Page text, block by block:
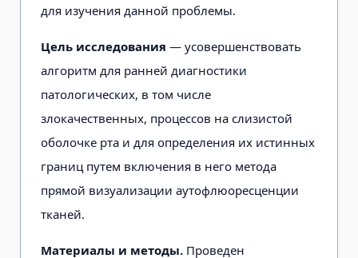
для изучения данной проблемы.
Цель исследования — усовершенствовать
алгоритм для ранней диагностики
патологических, в том числе
злокачественных, процессов на слизистой
оболочке рта и для определения их истинных
границ путем включения в него метода
прямой визуализации аутофлюоресценции
тканей.
Материалы и методы. Проведен